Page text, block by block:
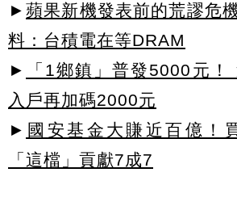
► 蘋果新機發表前的荒謬危
料：台積電在等DRAM
►
「1鄉鎮」普發5000元
入戶再加碼2000元
► 國安基金大賺近百億！
「這檔」貢獻7成7